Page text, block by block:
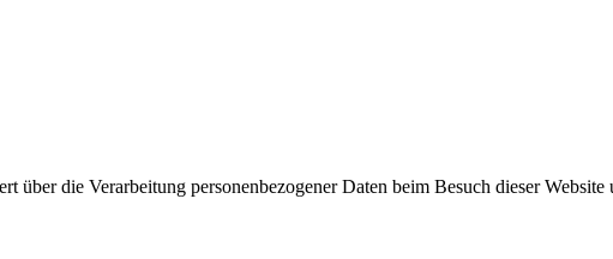
über die Verarbeitung personenbezogener Daten beim Besuch dieser